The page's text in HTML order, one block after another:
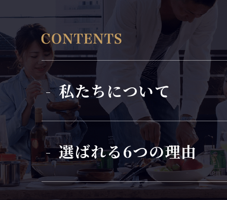
私たちについて
選ばれる6つの理由